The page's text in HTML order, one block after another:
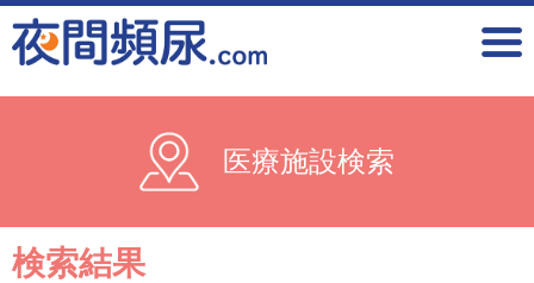
医療施設検索
検索結果